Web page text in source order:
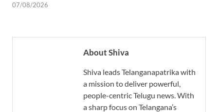
07/08/2026
About Shiva
Shiva leads Telanganapatrika with
a mission to deliver powerful,
people-centric Telugu news. With
a sharp focus on Telangana’s